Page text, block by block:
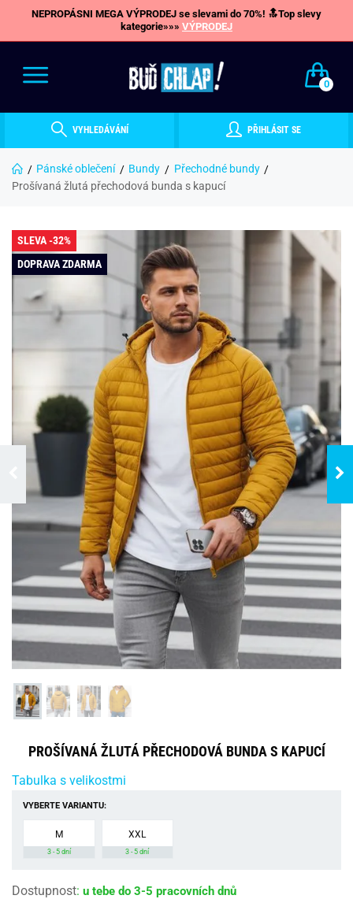
NEPROPÁSNI MEGA VÝPRODEJ se slevami do 70%! 🔝Top slevy
kategorie»»» VÝPRODEJ
0
VYHLEDÁVÁNÍ PŘIHLÁSIT SE
Pánské oblečení Bundy
Přechodné bundy
Prošívaná žlutá přechodová bunda s kapucí
SLEVA -32%
DOPRAVA ZDARMA
PROŠÍVANÁ ŽLUTÁ PŘECHODOVÁ BUNDA S KAPUCÍ
Tabulka s velikostmi
VYBERTE VARIANTU:
M
3 - 5 dní
XXL
3 - 5 dní
Dostupnost: u tebe do 3-5 pracovních dnů